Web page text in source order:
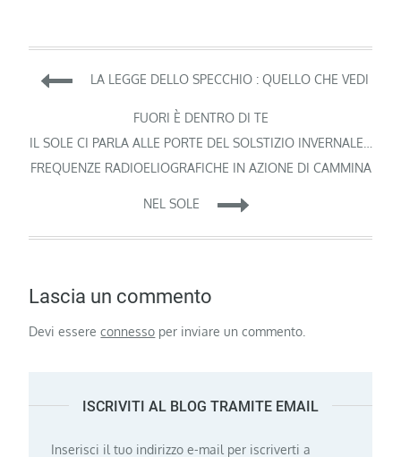
Navigazione
articoli
LA LEGGE DELLO SPECCHIO : QUELLO CHE VEDI
FUORI È DENTRO DI TE
IL SOLE CI PARLA ALLE PORTE DEL SOLSTIZIO INVERNALE…
FREQUENZE RADIOELIOGRAFICHE IN AZIONE DI CAMMINA
NEL SOLE
Lascia un commento
Devi essereconnesso per inviare un commento.
ISCRIVITI AL BLOG TRAMITE EMAIL
Inserisci il tuo indirizzo e-mail per iscriverti a